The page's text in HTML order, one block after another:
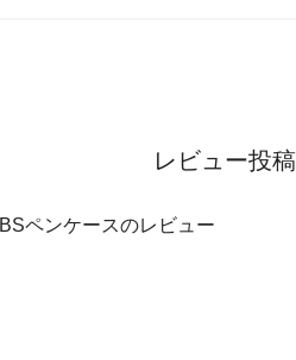
レビュー投稿
BSペンケースのレビュー